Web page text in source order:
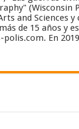
(Wisconsin
and Sciences y
de 15 años y
En